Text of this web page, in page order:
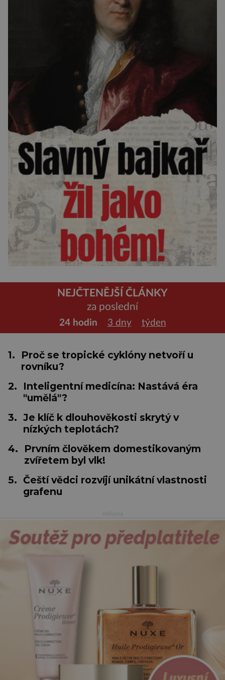
NEJČTENĚJŠÍ ČLÁNKY
za poslední
24 hodin 3 dny týden
1.
Proč se tropické cyklóny netvoří u
rovníku?
2.
Inteligentní medicína: Nastává éra
"umělá"?
3. Je klíč k dlouhověkosti skrytý v
nízkých teplotách?
4.
Prvním člověkem domestikovaným
zvířetem byl vlk!
5. Čeští vědci rozvíjí unikátní vlastnosti
grafenu